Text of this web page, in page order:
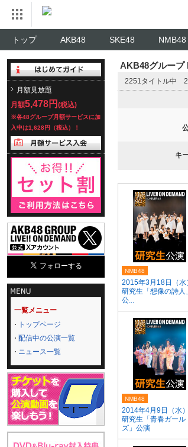
トップ AKB48 SKE48 NMB48
月額見放題
月額5,478円 (税込)
※各48グループ月額サービスに加
入中は1,628円（税込）！
一覧メニュー
トップページ
配信中の公演一覧
ニュース一覧
AKB48グループ
2251タイトル中
キ
2015年3月18日（水
研究生「想像の詩人」
公...
NMB48
2014年4月9日（水）
研究生「青春ガール
ズ」公演
NMB48